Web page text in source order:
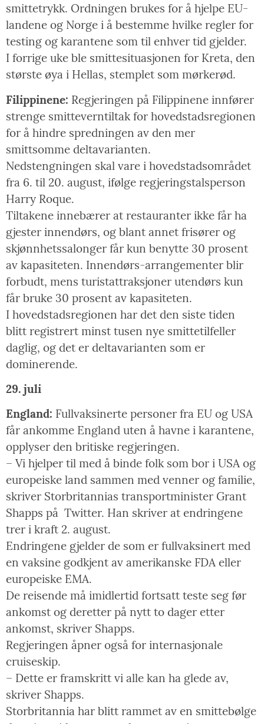
smittetrykk. Ordningen brukes for å hjelpe EU-
landene og Norge i å bestemme hvilke regler for
testing og karantene som til enhver tid gjelder.
I forrige uke ble smittesituasjonen for Kreta, den
største øya i Hellas, stemplet som mørkerød.
Filippinene: Regjeringen på Filippinene innfører
strenge smitteverntiltak for hovedstadsregionen
for å hindre spredningen av den mer
smittsomme deltavarianten.
Nedstengningen skal vare i hovedstadsområdet
fra 6. til 20. august, ifølge regjeringstalsperson
Harry Roque.
Tiltakene innebærer at restauranter ikke får ha
gjester innendørs, og blant annet frisører og
skjønnhetssalonger får kun benytte 30 prosent
av kapasiteten. Innendørs-arrangementer blir
forbudt, mens turistattraksjoner utendørs kun
får bruke 30 prosent av kapasiteten.
I hovedstadsregionen har det den siste tiden
blitt registrert minst tusen nye smittetilfeller
daglig, og det er deltavarianten som er
dominerende.
29. juli
England: Fullvaksinerte personer fra EU og USA
får ankomme England uten å havne i karantene,
opplyser den britiske regjeringen.
– Vi hjelper til med å binde folk som bor i USA og
europeiske land sammen med venner og familie,
skriver Storbritannias transportminister Grant
Shapps på Twitter. Han skriver at endringene
trer i kraft 2. august.
Endringene gjelder de som er fullvaksinert med
en vaksine godkjent av amerikanske FDA eller
europeiske EMA.
De reisende må imidlertid fortsatt teste seg før
ankomst og deretter på nytt to dager etter
ankomst, skriver Shapps.
Regjeringen åpner også for internasjonale
cruiseskip.
– Dette er framskritt vi alle kan ha glede av,
skriver Shapps.
Storbritannia har blitt rammet av en smittebølge